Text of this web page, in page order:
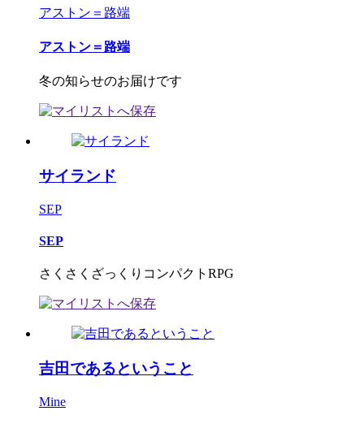
アストン＝路端
アストン＝路端
冬の知らせのお届けです
サイランド
SEP
SEP
さくさくざっくりコンパクトRPG
吉田であるということ
Mine